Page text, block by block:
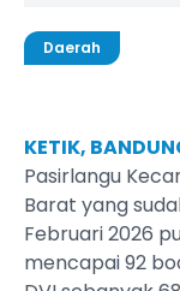
Daerah
KETIK,
Pasirlangu
Barat yang
Februari 2026
mencapai 92